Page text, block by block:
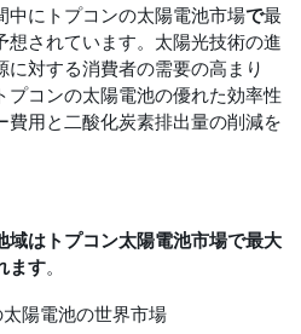
中にトプコンの太陽電池市場で最
想されています。太陽光技術の進
対する消費者の需要の高まり
プコンの太陽電池の優れた効率性
費用と二酸化炭素排出量の削減を
域はトプコン太陽電池市場で最大
ます。